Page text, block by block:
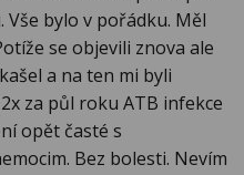
Vše bylo v pořádku. Měl
se objevili znova ale
a na ten mi byli
za půl roku ATB infekce
opět časté s
Bez bolesti. Nevím